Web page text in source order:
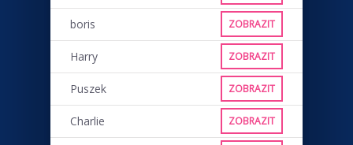
boris ZOBRAZIT
Harry ZOBRAZIT
Puszek ZOBRAZIT
Charlie ZOBRAZIT